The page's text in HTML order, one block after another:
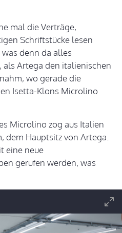
mal die Verträge,
Schriftstücke lesen
denn da alles
als Artega den italienischen
wo gerade die
Isetta-Klons Microlino
Microlino zog aus Italien
dem Hauptsitz von Artega.
eine neue
gerufen werden, was